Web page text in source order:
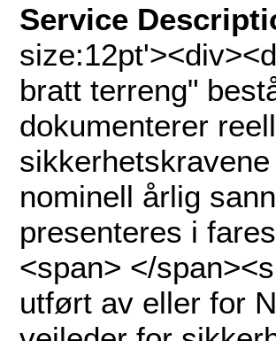
Service
bratt terreng"
dokumenterer
nominell årlig
presenteres i
<span> </
utført av eller for